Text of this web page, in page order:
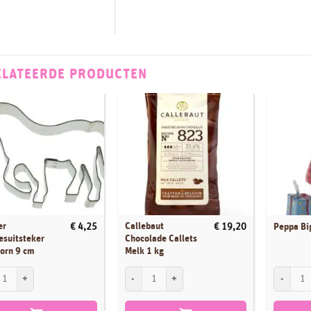
PRODUCTEN
9 cm
€4,25
Callebaut
Chocolade Callets
Melk 1 kg
€19,20 Peppa